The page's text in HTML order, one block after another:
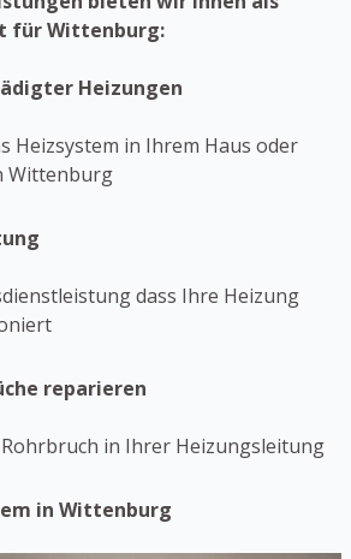
für Wittenburg:
Heizungen
Heizsystem in Ihrem Haus oder
Wittenburg
dass Ihre Heizung
reparieren
in Ihrer Heizungsleitung
in Wittenburg